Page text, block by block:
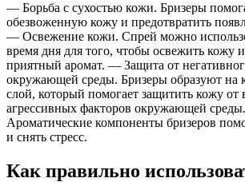
— Борьба с сухостью кожи. Бризеры
обезвоженную кожу и предотвратить
— Освежение кожи. Спрей можно
время дня для того, чтобы освежить кожу
приятный аромат. — Защита от
окружающей среды. Бризеры образуют на
слой, который помогает защитить кожу от
агрессивных факторов окружающей
Ароматические компоненты бризеров
и снять стресс.
Как правильно